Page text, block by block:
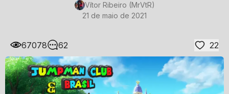
Vítor Ribeiro (MrVtR)
21 de maio de 2021
67078 62 22